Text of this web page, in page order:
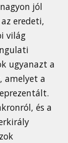
jól
eredeti,
világ
ugyanazt a
amelyet a
és a